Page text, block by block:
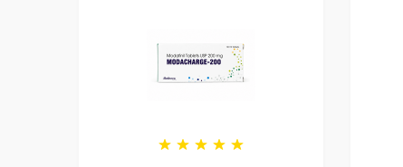
Ми працюємо з 2011 року. За цей час